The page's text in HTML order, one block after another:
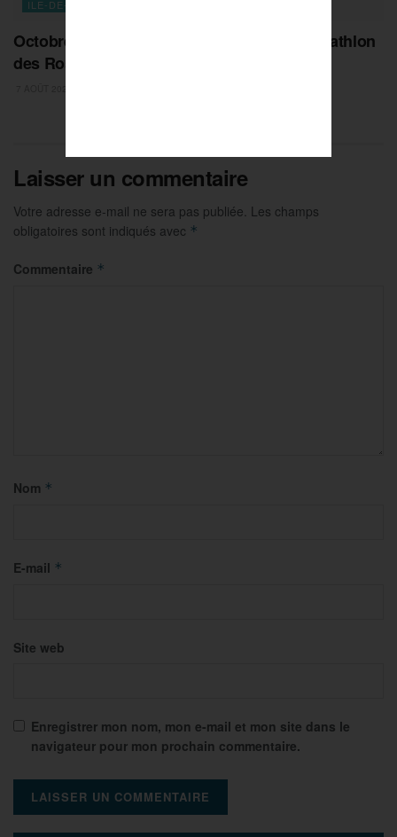
ILE-DE-FRANCE
Octobre Rose : Paris se mobilise avec le Triathlon
des Roses
Laisser un commentaire
Votre adresse e-mail ne sera pas publiée. Les champs
obligatoires sont indiqués avec *
Commentaire *
Nom *
E-mail *
Site web
Enregistrer mon nom, mon e-mail et mon site dans le
navigateur pour mon prochain commentaire.